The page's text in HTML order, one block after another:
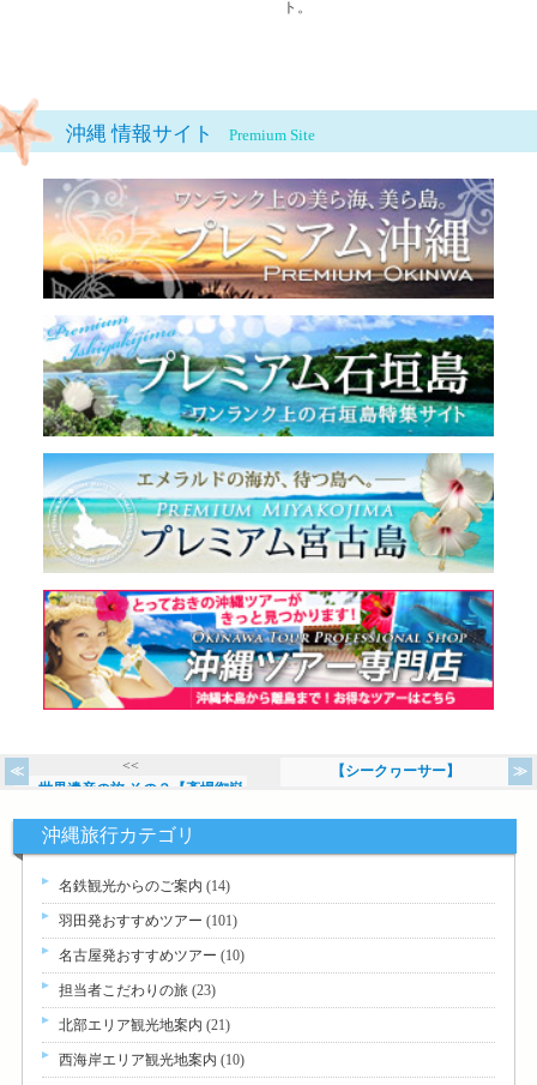
ト。
沖縄 情報サイト Premium Site
<<
世界遺産の旅 その３【斎場御嶽
【シークヮーサー】
沖縄旅行カテゴリ
名鉄観光からのご案内 (14)
羽田発おすすめツアー (101)
名古屋発おすすめツアー (10)
担当者こだわりの旅 (23)
北部エリア観光地案内 (21)
西海岸エリア観光地案内 (10)